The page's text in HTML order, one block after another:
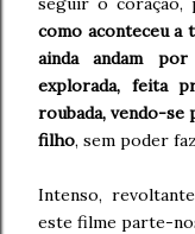
como aconteceu a
ainda andam
explorada, feita
roubada, vendo-se
filho, sem poder
Intenso,
este filme parte-